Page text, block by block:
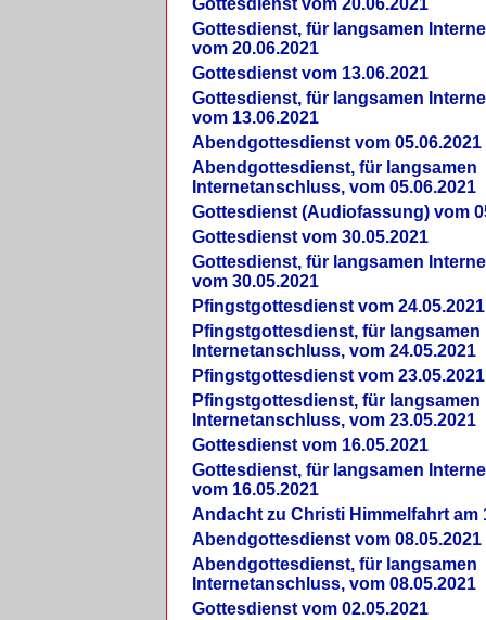
Gottesdienst vom 20.06.2021
Gottesdienst, für langsamen
vom 20.06.2021
Gottesdienst vom 13.06.2021
Gottesdienst, für langsamen
vom 13.06.2021
Abendgottesdienst vom 05.06.2021
Abendgottesdienst, für langsamen
Internetanschluss, vom 05.06.2021
Gottesdienst (Audiofassung) vom
Gottesdienst vom 30.05.2021
Gottesdienst, für langsamen
vom 30.05.2021
Pfingstgottesdienst vom 24.05.2021
Pfingstgottesdienst, für langsamen
Internetanschluss, vom 24.05.2021
Pfingstgottesdienst vom 23.05.2021
Pfingstgottesdienst, für langsamen
Internetanschluss, vom 23.05.2021
Gottesdienst vom 16.05.2021
Gottesdienst, für langsamen
vom 16.05.2021
Andacht zu Christi Himmelfahrt am
Abendgottesdienst vom 08.05.2021
Abendgottesdienst, für langsamen
Internetanschluss, vom 08.05.2021
Gottesdienst vom 02.05.2021